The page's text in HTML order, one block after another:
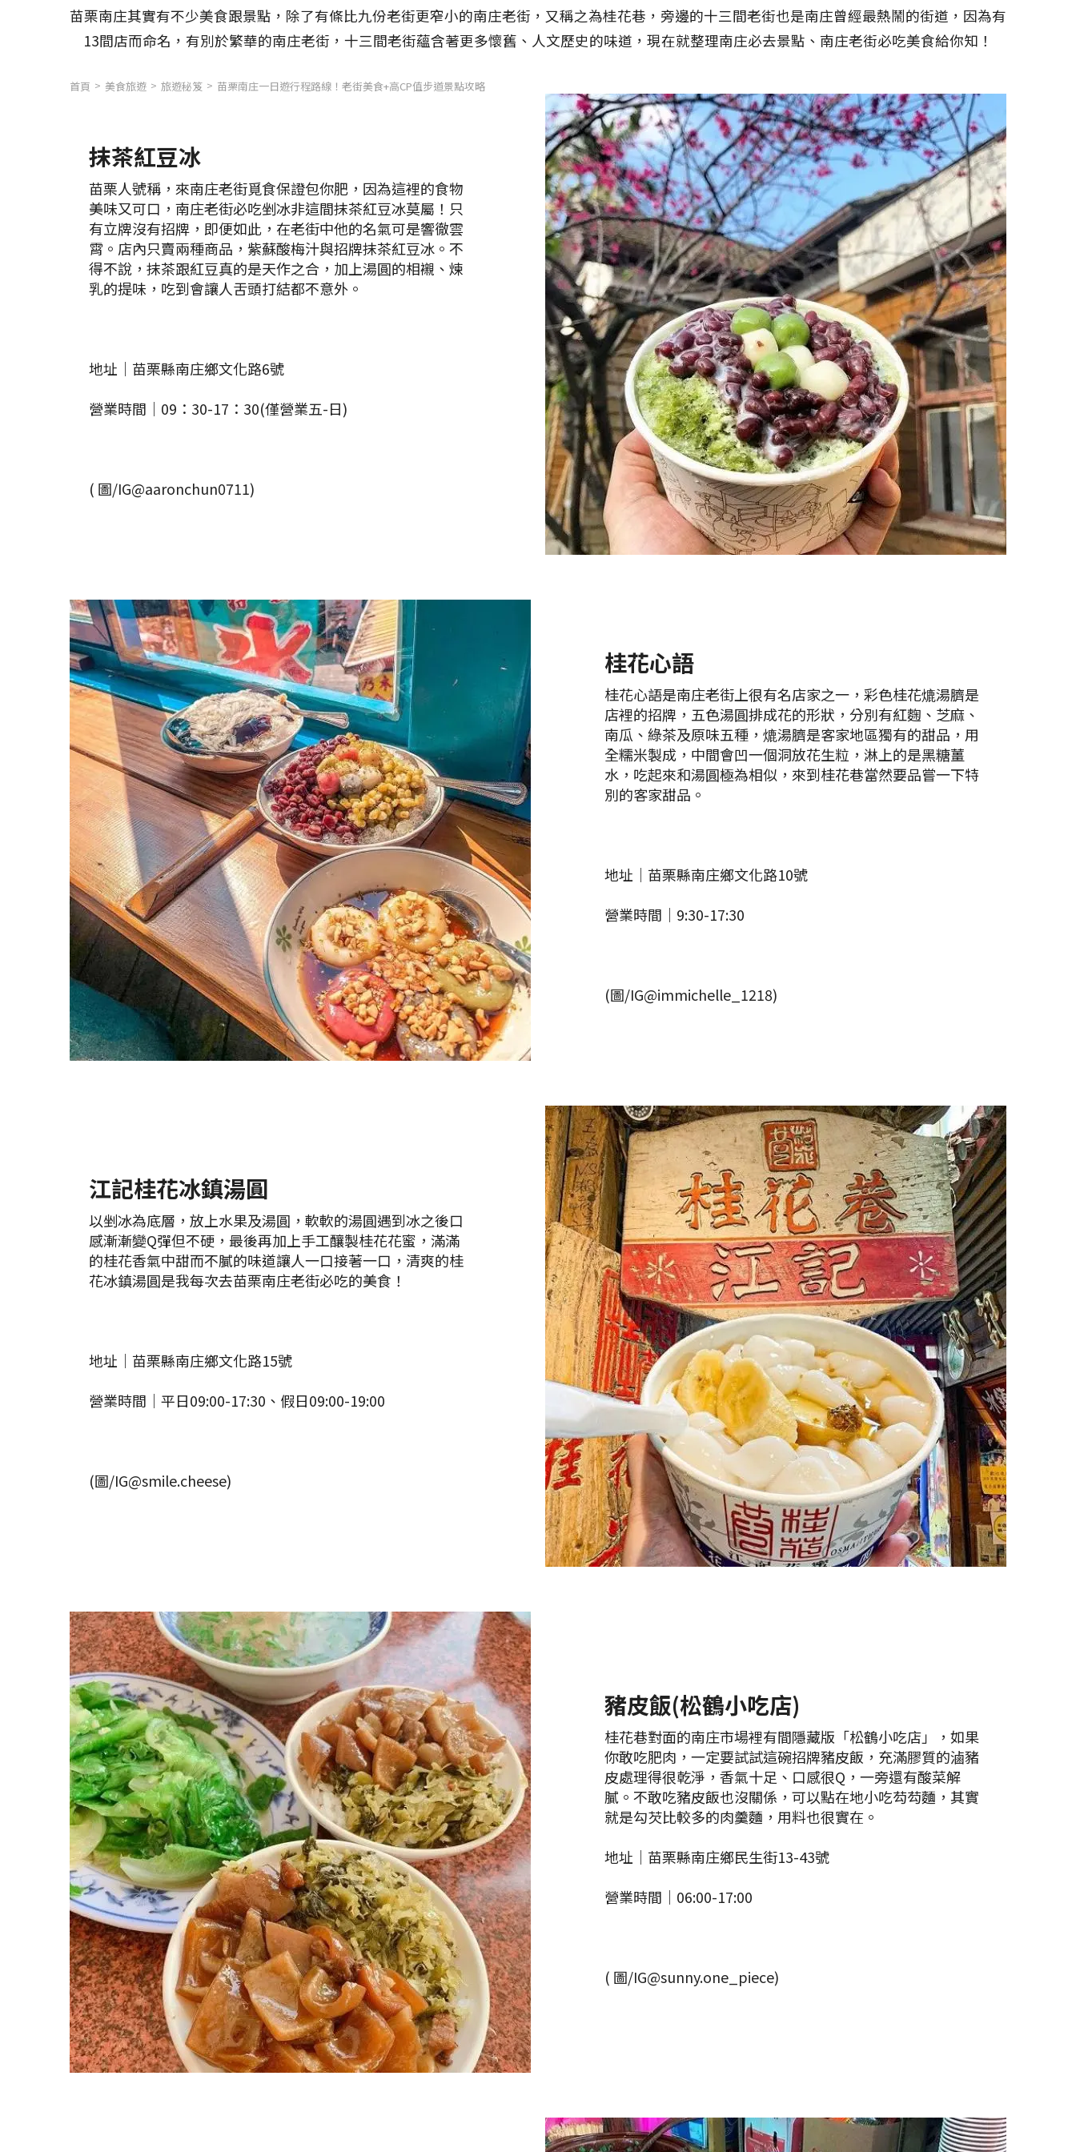
苗栗南庄其實有不少美食跟景點，除了有條比九份老街更窄小的南庄老街，又稱之為桂花巷，旁邊的十三間老街也是南庄曾經最熱鬧的街道，因為有
13間店而命名，有別於繁華的南庄老街，十三間老街蘊含著更多懷舊、人文歷史的味道，現在就整理南庄必去景點、南庄老街必吃美食給你知！
首頁 美食旅遊 旅遊秘笈 苗栗南庄一日遊行程路線！老街美食+高CP值步道景點攻略
抹茶紅豆冰
苗栗人號稱，來南庄老街覓食保證包你肥，因為這裡的食物
美味又可口，南庄老街必吃剉冰非這間抹茶紅豆冰莫屬！只
有立牌沒有招牌，即便如此，在老街中他的名氣可是響徹雲
霄。店內只賣兩種商品，紫蘇酸梅汁與招牌抹茶紅豆冰。不
得不說，抹茶跟紅豆真的是天作之合，加上湯圓的相襯、煉
乳的提味，吃到會讓人舌頭打結都不意外。
地址｜苗栗縣南庄鄉文化路6號
營業時間｜09：30-17：30(僅營業五-日)
( 圖/IG@aaronchun0711)
桂花心語
桂花心語是南庄老街上很有名店家之一，彩色桂花熝湯臍是
店裡的招牌，五色湯圓排成花的形狀，分別有紅麴、芝麻、
南瓜、綠茶及原味五種，熝湯臍是客家地區獨有的甜品，用
全糯米製成，中間會凹一個洞放花生粒，淋上的是黑糖薑
水，吃起來和湯圓極為相似，來到桂花巷當然要品嘗一下特
別的客家甜品。
地址｜苗栗縣南庄鄉文化路10號
營業時間｜9:30-17:30
(圖/IG@immichelle_1218)
江記桂花冰鎮湯圓
以剉冰為底層，放上水果及湯圓，軟軟的湯圓遇到冰之後口
感漸漸變Q彈但不硬，最後再加上手工釀製桂花花蜜，滿滿
的桂花香氣中甜而不膩的味道讓人一口接著一口，清爽的桂
花冰鎮湯圓是我每次去苗栗南庄老街必吃的美食！
地址｜苗栗縣南庄鄉文化路15號
營業時間｜平日09:00-17:30、假日09:00-19:00
(圖/IG@smile.cheese)
豬皮飯(松鶴小吃店)
桂花巷對面的南庄市場裡有間隱藏版「松鶴小吃店」，如果
你敢吃肥肉，一定要試試這碗招牌豬皮飯，充滿膠質的滷豬
皮處理得很乾淨，香氣十足、口感很Q，一旁還有酸菜解
膩。不敢吃豬皮飯也沒關係，可以點在地小吃芶芶麵，其實
就是勾芡比較多的肉羹麵，用料也很實在。
地址｜苗栗縣南庄鄉民生街13-43號
營業時間｜06:00-17:00
( 圖/IG@sunny.one_piece)